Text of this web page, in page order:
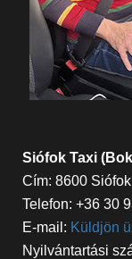
Siófok Taxi
Cím: 8600
Telefon: +36 30
E-mail: Küldjön
Nyilvántartási